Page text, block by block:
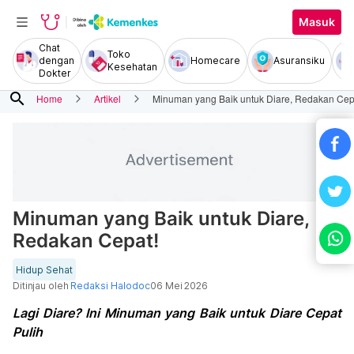
Masuk
Chat
dengan
Dokter
Toko
Kesehatan
Homecare Asuransiku
search Home Artikel Minuman yang Baik untuk Diare, Redakan
Minuman yang Baik untuk Diare,
Redakan Cepat!
Hidup Sehat
Ditinjau oleh Redaksi Halodoc06 Mei 2026
Lagi Diare? Ini Minuman yang Baik untuk Diare Cepat
Pulih